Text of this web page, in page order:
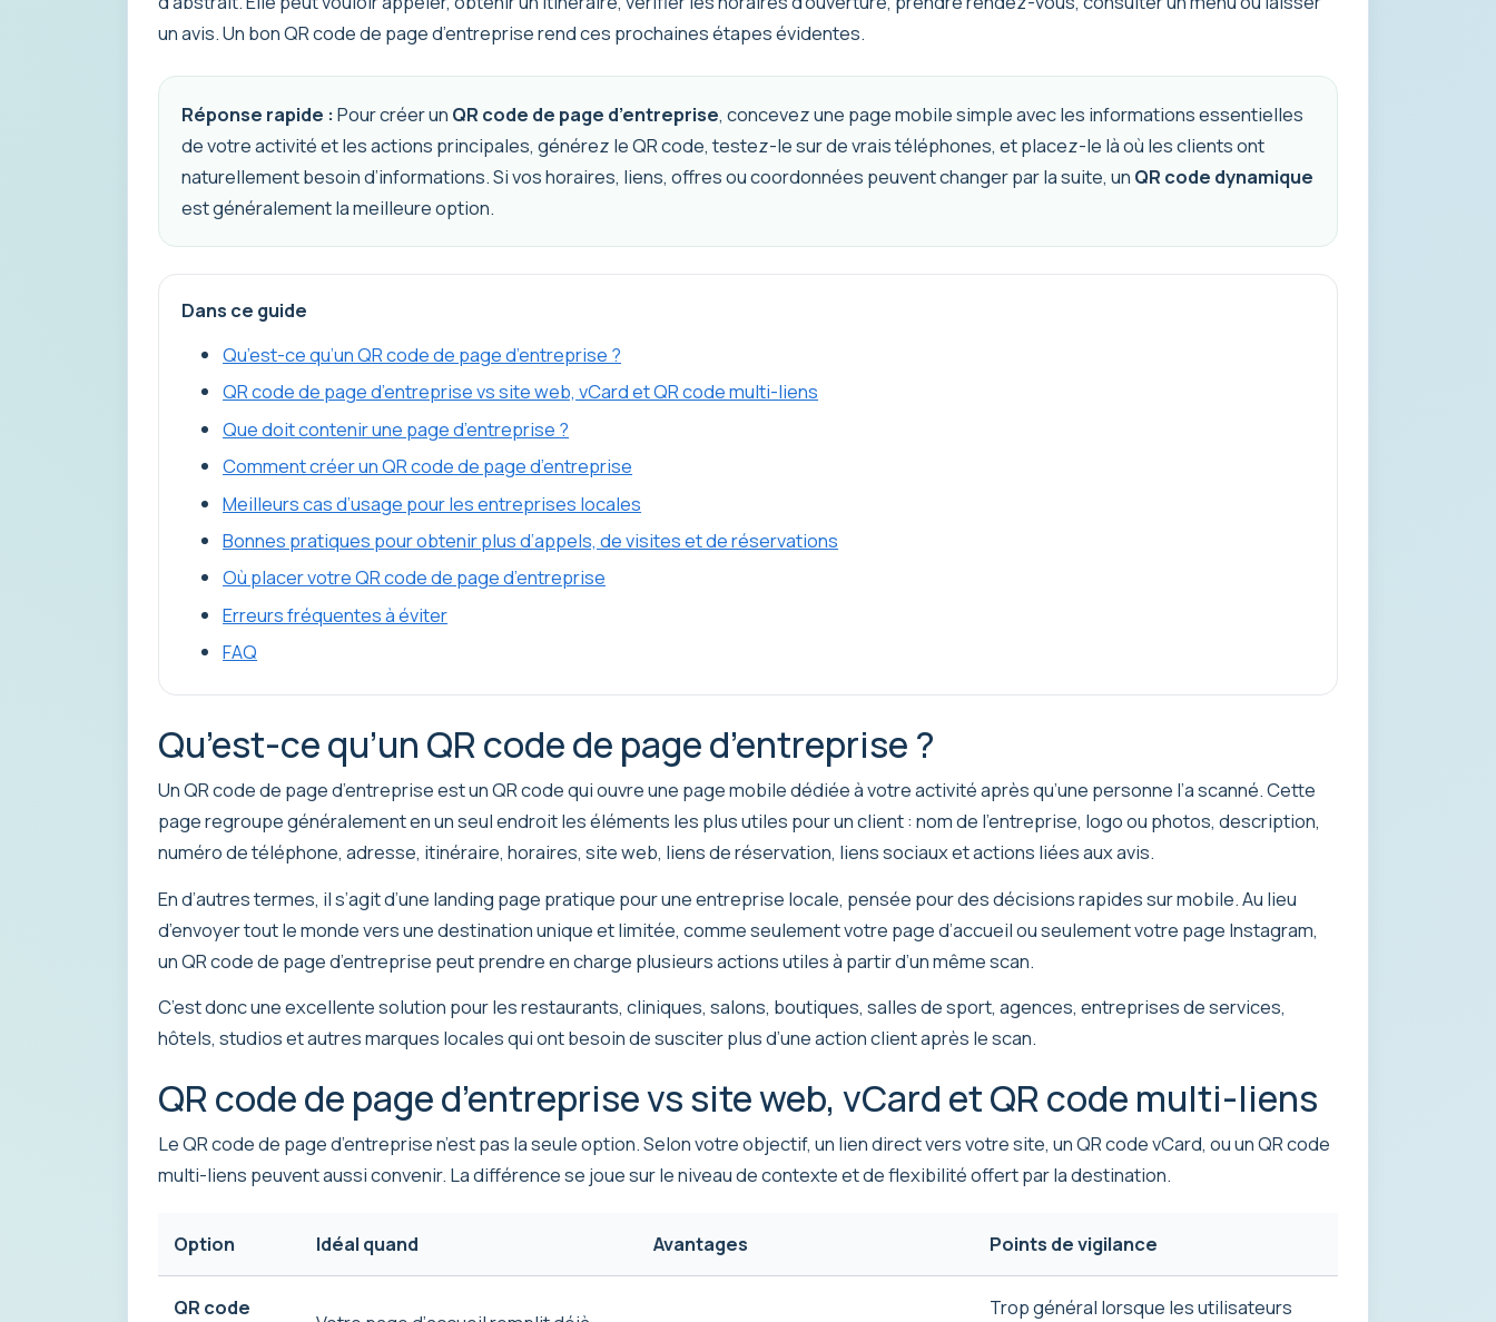
un avis. Un bon QR code de page d’entreprise rend ces prochaines étapes évidentes.
Réponse rapide : Pour créer un QR code de page d’entreprise, concevez une page mobile simple avec les informations essentielles
de votre activité et les actions principales, générez le QR code, testez-le sur de vrais téléphones, et placez-le là où les clients ont
naturellement besoin d’informations. Si vos horaires, liens, offres ou coordonnées peuvent changer par la suite, un QR code dynamique
est généralement la meilleure option.
Dans ce guide
Qu’est-ce qu’un QR code de page d’entreprise ?
QR code de page d’entreprise vs site web, vCard et QR code multi-liens
Que doit contenir une page d’entreprise ?
Comment créer un QR code de page d’entreprise
Meilleurs cas d’usage pour les entreprises locales
Bonnes pratiques pour obtenir plus d’appels, de visites et de réservations
Où placer votre QR code de page d’entreprise
Erreurs fréquentes à éviter
FAQ
Qu’est-ce qu’un QR code de page d’entreprise ?
Un QR code de page d’entreprise est un QR code qui ouvre une page mobile dédiée à votre activité après qu’une personne l’a scanné. Cette
page regroupe généralement en un seul endroit les éléments les plus utiles pour un client : nom de l’entreprise, logo ou photos, description,
numéro de téléphone, adresse, itinéraire, horaires, site web, liens de réservation, liens sociaux et actions liées aux avis.
En d’autres termes, il s’agit d’une landing page pratique pour une entreprise locale, pensée pour des décisions rapides sur mobile. Au lieu
d’envoyer tout le monde vers une destination unique et limitée, comme seulement votre page d’accueil ou seulement votre page Instagram,
un QR code de page d’entreprise peut prendre en charge plusieurs actions utiles à partir d’un même scan.
C’est donc une excellente solution pour les restaurants, cliniques, salons, boutiques, salles de sport, agences, entreprises de services,
hôtels, studios et autres marques locales qui ont besoin de susciter plus d’une action client après le scan.
QR code de page d’entreprise vs site web, vCard et QR code multi-liens
Le QR code de page d’entreprise n’est pas la seule option. Selon votre objectif, un lien direct vers votre site, un QR code vCard, ou un QR code
multi-liens peuvent aussi convenir. La différence se joue sur le niveau de contexte et de flexibilité offert par la destination.
Option Idéal quand Avantages Points de vigilance
QR code
Trop général lorsque les utilisateurs